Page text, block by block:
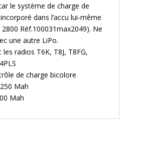
le système de charge de
dans l’accu lui-même
Réf.100031max2049). Ne
une autre LiPo.
les radios T6K, T8J, T8FG,
de charge bicolore
Mah
Mah